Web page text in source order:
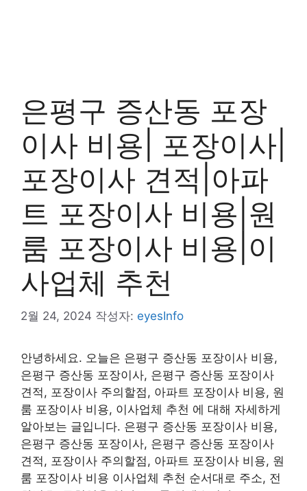
은평구 증산동 포장
이사 비용| 포장이사|
포장이사 견적|아파
트 포장이사 비용|원
룸 포장이사 비용|이
사업체 추천
2월 24, 2024 작성자: eyesInfo
안녕하세요. 오늘은 은평구 증산동 포장이사 비용,
은평구 증산동 포장이사, 은평구 증산동 포장이사
견적, 포장이사 주의할점, 아파트 포장이사 비용, 원
룸 포장이사 비용, 이사업체 추천 에 대해 자세하게
알아보는 글입니다. 은평구 증산동 포장이사 비용,
은평구 증산동 포장이사, 은평구 증산동 포장이사
견적, 포장이사 주의할점, 아파트 포장이사 비용, 원
룸 포장이사 비용 이사업체 추천 순서대로 주소, 전